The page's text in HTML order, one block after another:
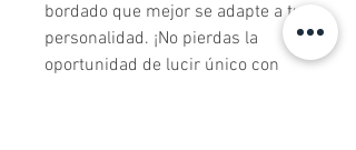
bordado que mejor se adapte a tu
personalidad. ¡No pierdas la
oportunidad de lucir único con